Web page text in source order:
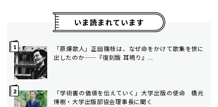
いま読まれています
「原爆歌人」正田篠枝は、なぜ命をかけて歌集を世に
出したのか——『復刻版 耳鳴り』...
「学術書の価値を伝えていく」大学出版の使命 橋元
博樹・大学出版部協会理事長に聞く